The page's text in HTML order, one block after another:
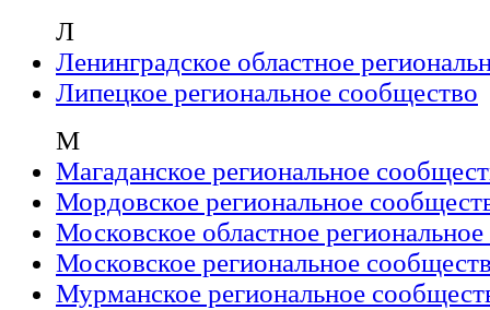
Л
Ленинградское областное
Липецкое региональное сообщество
М
Магаданское региональное
Мордовское региональное
Московское областное
Московское региональное
Мурманское региональное